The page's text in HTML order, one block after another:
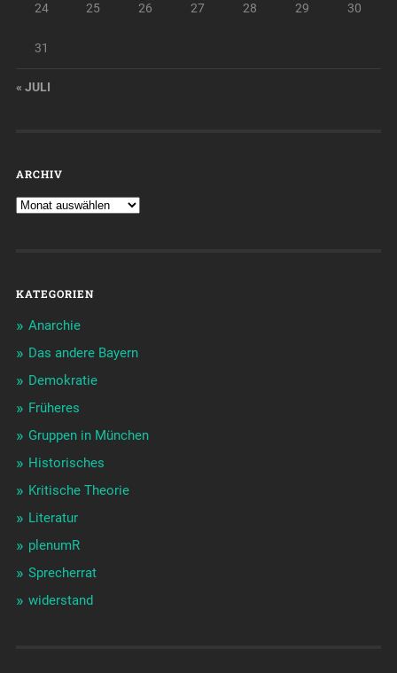
24 25 26 27 28 29 30
31
« JULI
ARCHIV
KATEGORIEN
Anarchie
Das andere Bayern
Demokratie
Früheres
Gruppen in München
Historisches
Kritische Theorie
Literatur
plenumR
Sprecherrat
widerstand